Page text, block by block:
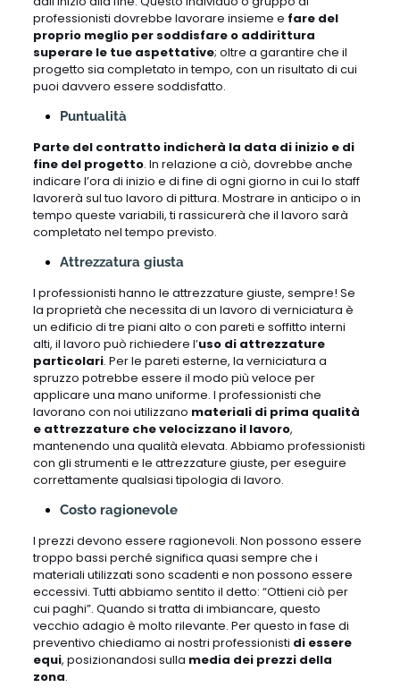
professionisti dovrebbe lavorare insieme e fare del
proprio meglio per soddisfare o addirittura
superare le tue aspettative; oltre a garantire che il
progetto sia completato in tempo, con un risultato di cui
puoi davvero essere soddisfatto.
Puntualità
Parte del contratto indicherà la data di inizio e di
fine del progetto. In relazione a ciò, dovrebbe anche
indicare l’ora di inizio e di fine di ogni giorno in cui lo staff
lavorerà sul tuo lavoro di pittura. Mostrare in anticipo o in
tempo queste variabili, ti rassicurerà che il lavoro sarà
completato nel tempo previsto.
Attrezzatura giusta
I professionisti hanno le attrezzature giuste, sempre! Se
la proprietà che necessita di un lavoro di verniciatura è
un edificio di tre piani alto o con pareti e soffitto interni
alti, il lavoro può richiedere l’uso di attrezzature
particolari. Per le pareti esterne, la verniciatura a
spruzzo potrebbe essere il modo più veloce per
applicare una mano uniforme. I professionisti che
lavorano con noi utilizzano materiali di prima qualità
e attrezzature che velocizzano il lavoro,
mantenendo una qualità elevata. Abbiamo professionisti
con gli strumenti e le attrezzature giuste, per eseguire
correttamente qualsiasi tipologia di lavoro.
Costo ragionevole
I prezzi devono essere ragionevoli. Non possono essere
troppo bassi perché significa quasi sempre che i
materiali utilizzati sono scadenti e non possono essere
eccessivi. Tutti abbiamo sentito il detto: “Ottieni ciò per
cui paghi”. Quando si tratta di imbiancare, questo
vecchio adagio è molto rilevante. Per questo in fase di
preventivo chiediamo ai nostri professionisti di essere
equi, posizionandosi sulla media dei prezzi della
zona.